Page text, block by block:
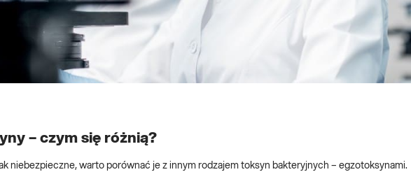
– czym się różnią?
niebezpieczne, warto porównać je z innym rodzajem toksyn bakteryjnych – egzotoksynami.